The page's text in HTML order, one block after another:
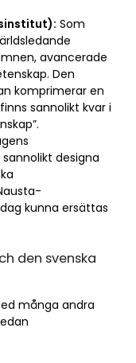
Som
avancerade
Den
komprimerar en
sannolikt kvar i
designa
kunna ersättas
den svenska
många andra